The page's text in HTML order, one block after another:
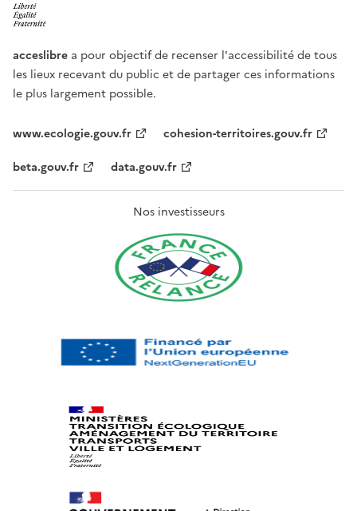
acceslibre a pour objectif de recenser l'accessibilité de tous
les lieux recevant du public et de partager ces informations
le plus largement possible.
www.ecologie.gouv.fr
cohesion-territoires.gouv.fr
beta.gouv.fr
data.gouv.fr
Nos investisseurs